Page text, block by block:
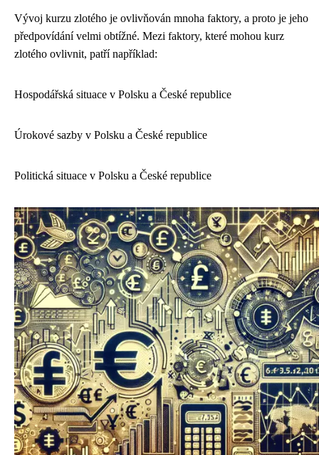
Vývoj kurzu zlotého je ovlivňován mnoha faktory, a proto je jeho
předpovídání velmi obtížné. Mezi faktory, které mohou kurz
zlotého ovlivnit, patří například:
Hospodářská situace v Polsku a České republice
Úrokové sazby v Polsku a České republice
Politická situace v Polsku a České republice